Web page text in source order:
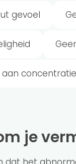
gevoel
aan concentratie
je